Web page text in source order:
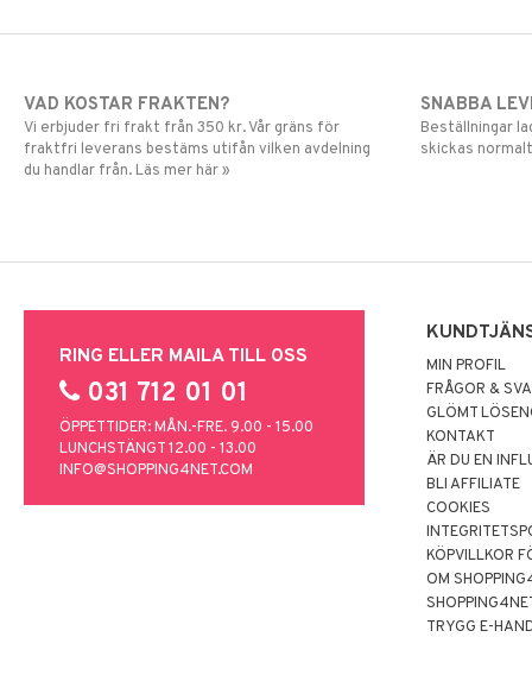
VAD KOSTAR FRAKTEN?
Vi erbjuder fri frakt från 350 kr. Vår gräns för
fraktfri leverans bestäms utifån vilken avdelning
du handlar från. Läs mer här »
SNABBA
Beställningar
skickas
RING ELLER MAILA TILL OSS
031 712 01 01
ÖPPETTIDER: MÅN.-FRE. 9.00 - 15.00
LUNCHSTÄNGT 12.00 - 13.00
INFO@SHOPPING4NET.COM
MIN PROFIL
FRÅGOR &
GLÖMT
KONTAKT
ÄR DU EN
BLI AFFILIATE
COOKIES
KÖPVILLKOR
OM
TRYGG E-